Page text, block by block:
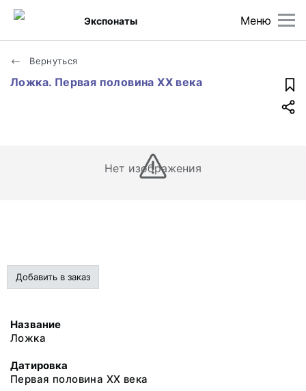
Меню
Экспонаты
Вернуться
Ложка. Первая половина XX века
Нет изображения
Добавить в заказ
Название
Ложка
Датировка
Первая половина XX века